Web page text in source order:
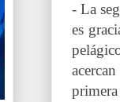
- La
es